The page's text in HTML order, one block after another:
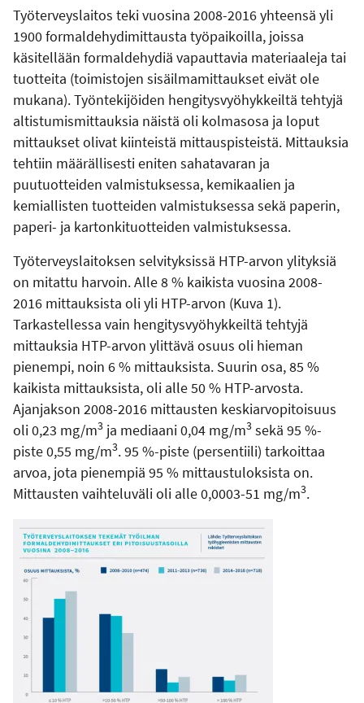
Työterveyslaitos teki vuosina 2008-2016 yhteensä yli
1900 formaldehydimittausta työpaikoilla, joissa
käsitellään formaldehydiä vapauttavia materiaaleja tai
tuotteita (toimistojen sisäilmamittaukset eivät ole
mukana). Työntekijöiden hengitysvyöhykkeiltä tehtyjä
altistumismittauksia näistä oli kolmasosa ja loput
mittaukset olivat kiinteistä mittauspisteistä. Mittauksia
tehtiin määrällisesti eniten sahatavaran ja
puutuotteiden valmistuksessa, kemikaalien ja
kemiallisten tuotteiden valmistuksessa sekä paperin,
paperi- ja kartonkituotteiden valmistuksessa.
Työterveyslaitoksen selvityksissä HTP-arvon ylityksiä
on mitattu harvoin. Alle 8 % kaikista vuosina 2008-
2016 mittauksista oli yli HTP-arvon (Kuva 1).
Tarkastellessa vain hengitysvyöhykkeiltä tehtyjä
mittauksia HTP-arvon ylittävä osuus oli hieman
pienempi, noin 6 % mittauksista. Suurin osa, 85 %
kaikista mittauksista, oli alle 50 % HTP-arvosta.
Ajanjakson 2008-2016 mittausten keskiarvopitoisuus
oli 0,23 mg/m3 ja mediaani 0,04 mg/m3 sekä 95 %-
piste 0,55 mg/m3. 95 %-piste (persentiili) tarkoittaa
arvoa, jota pienempiä 95 % mittaustuloksista on.
Mittausten vaihteluväli oli alle 0,0003-51 mg/m3.